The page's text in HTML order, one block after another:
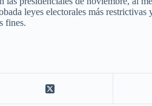
leyes electorales más
fines.